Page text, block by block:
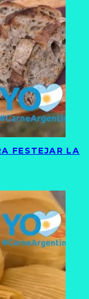
FESTEJAR LA